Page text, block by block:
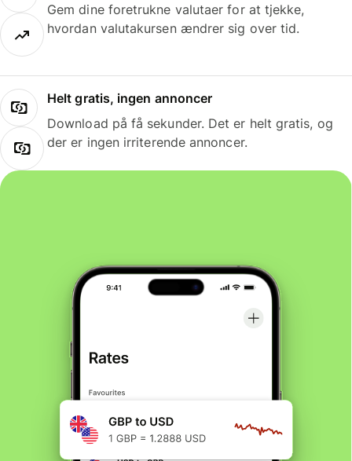
Gem dine foretrukne valutaer for at tjekke,
hvordan valutakursen ændrer sig over tid.
Helt gratis, ingen annoncer
Download på få sekunder. Det er helt gratis, og
der er ingen irriterende annoncer.